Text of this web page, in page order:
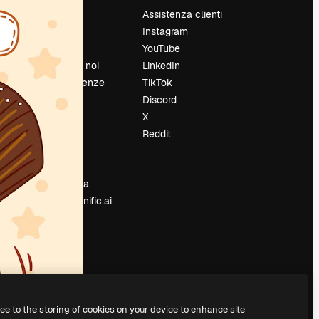
Chi siamo
Recensioni
Lavora con noi
Cerca tendenze
Eventi
Slidesgo
Vendi i tuoi
contenuti
Sala stampa
Cerchi magnific.ai
Assistenza clienti
Instagram
YouTube
LinkedIn
TikTok
Discord
X
Reddit
to the storing of cookies on your device to enhance site